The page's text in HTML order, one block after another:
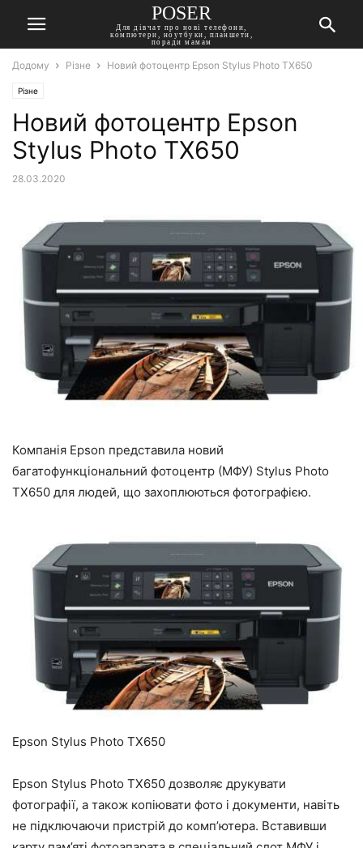
POSER
Для дівчат про нові телефони,
компютери, ноутбуки, планшети,
поради мамам
Додому Різне Новий фотоцентр Epson Stylus Photo TX650
Різне
Новий фотоцентр Epson
Stylus Photo TX650
28.03.2020
Компанія Epson представила новий
багатофункціональний фотоцентр (МФУ) Stylus Photo
ТХ650 для людей, що захоплюються фотографією.
Epson Stylus Photo TX650
Epson Stylus Photo TX650 дозволяє друкувати
фотографії, а також копіювати фото і документи, навіть
не підключаючи пристрій до комп’ютера. Вставивши